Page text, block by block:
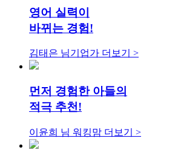
영어 실력이
바뀌는 경험!
김태은 님기업가 더보기 >
먼저 경험한 아들의
적극 추천!
이윤희 님 워킹맘 더보기 >